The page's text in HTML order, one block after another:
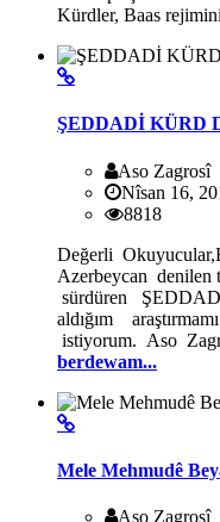
Kürdler, Baas
ŞEDDADİ KÜRD
Aso Zagrosî
Nîsan 16,
8818
Değerli
Azerbeycan denilen
sürdüren
aldığım
istiyorum. Aso
berdewam...
Mele Mehmudê
Aso Zagrosî